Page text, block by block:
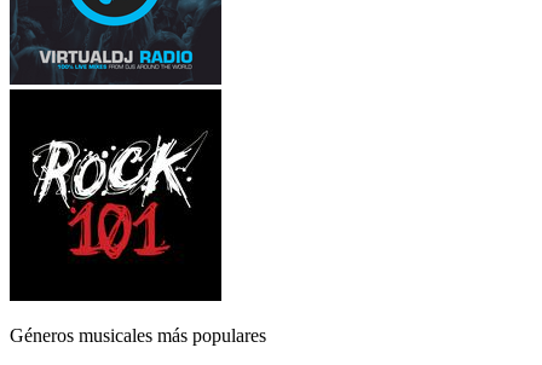
Géneros musicales más populares